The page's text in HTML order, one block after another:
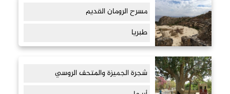
مسرح الرومان القديم
طبريا
شجرة الجميزة والمتحف الروسي